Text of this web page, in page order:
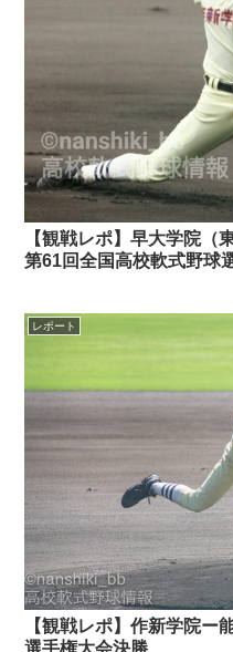
【観戦レポ】早大学院
第61回全国高校軟式野球
レポート
【観戦レポ】作新学院
選手権大会決勝